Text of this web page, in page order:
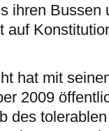
ihren Bussen
auf
hat mit
2009
des